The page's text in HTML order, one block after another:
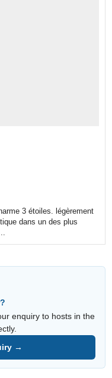
3 étoiles. légèrement
dans un des plus
enquiry to hosts in the
→